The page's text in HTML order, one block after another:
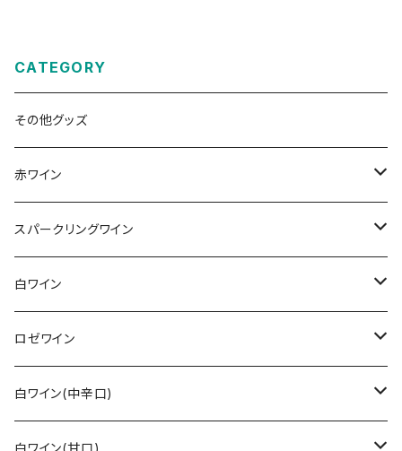
CATEGORY
その他グッズ
赤ワイン
その他赤ワイン
カベルネ・ソーヴィニョン
トロリンガー
シュペートブルグンダー(ピノ・ノワール)
バーデン
ラインガウ
レンベルガー
ヴュルテンベルク
トロリンガー
ヴュルテンベルク
ドルンフェルダー
スパークリングワイン
ロゼゼクト
白ゼクト
バーデン
モーゼル
白ワイン
リースリング
モーゼル
ラインガウ
ジルヴァーナー
フランケン
その他白ワイン
ロゼワイン
その他
プファルツ
シュペートブルグンダー(ピノ・ノワール)
白ワイン(中辛口)
リースリング
白ワイン(甘口)